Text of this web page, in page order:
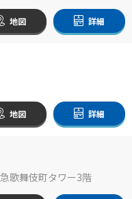
地図 詳細
地図 詳細
歌舞伎町タワー3階